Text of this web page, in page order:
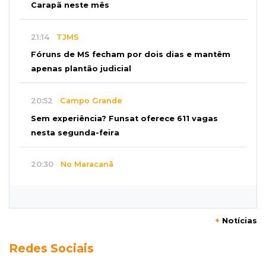
Carapã neste mês
21:14 TJMS
Fóruns de MS fecham por dois dias e mantêm
apenas plantão judicial
20:52 Campo Grande
Sem experiência? Funsat oferece 611 vagas
nesta segunda-feira
20:30 No Maracanã
Seleções em MS têm salários de até R$ 8,2 mil;
+ Notícias
Redes Sociais